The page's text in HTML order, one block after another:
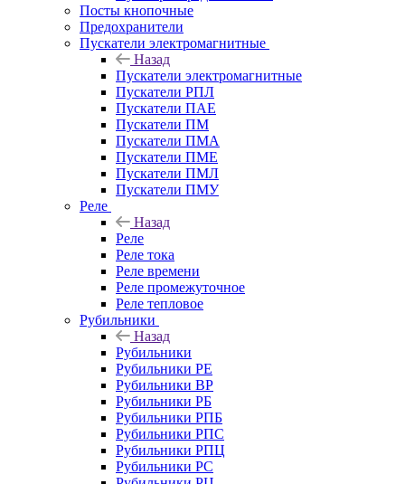
Посты кнопочные
Предохранители
Пускатели электромагнитные
Назад
Пускатели электромагнитные
Пускатели РПЛ
Пускатели ПАЕ
Пускатели ПМ
Пускатели ПМА
Пускатели ПМЕ
Пускатели ПМЛ
Пускатели ПМУ
Реле
Назад
Реле
Реле тока
Реле времени
Реле промежуточное
Реле тепловое
Рубильники
Назад
Рубильники
Рубильники РЕ
Рубильники ВР
Рубильники РБ
Рубильники РПБ
Рубильники РПС
Рубильники РПЦ
Рубильники РС